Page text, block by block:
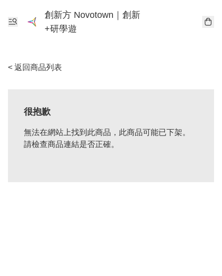
創新方 Novotown｜創新
+研學遊
< 返回商品列表
很抱歉
無法在網站上找到此商品，此商品可能已下架。
請檢查商品連結是否正確。